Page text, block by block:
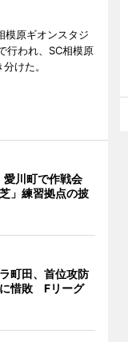
模原ギオンスタジ
行われ、SC相模原
けた。
愛川町で作戦会
」練習拠点の披
町田、首位攻防
惜敗 Fリーグ